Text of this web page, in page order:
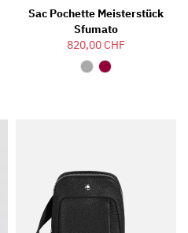
Sac Pochette Meisterstück
Sfumato
820,00 CHF